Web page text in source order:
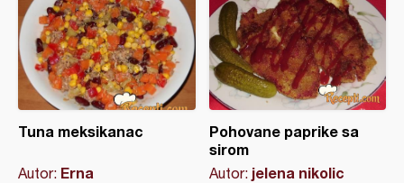
Tuna meksikanac
Autor: Erna
Pohovane paprike sa
sirom
Autor: jelena nikolic